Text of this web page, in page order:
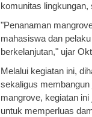
komunitas
"Penanaman
mahasiswa dan
berkelanjutan," ujar
Melalui kegiatan ini,
sekaligus
mangrove, kegiatan
untuk memperluas